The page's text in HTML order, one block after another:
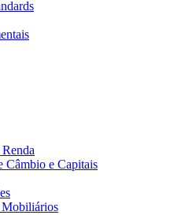
Câmbio e Capitais
Mobiliários